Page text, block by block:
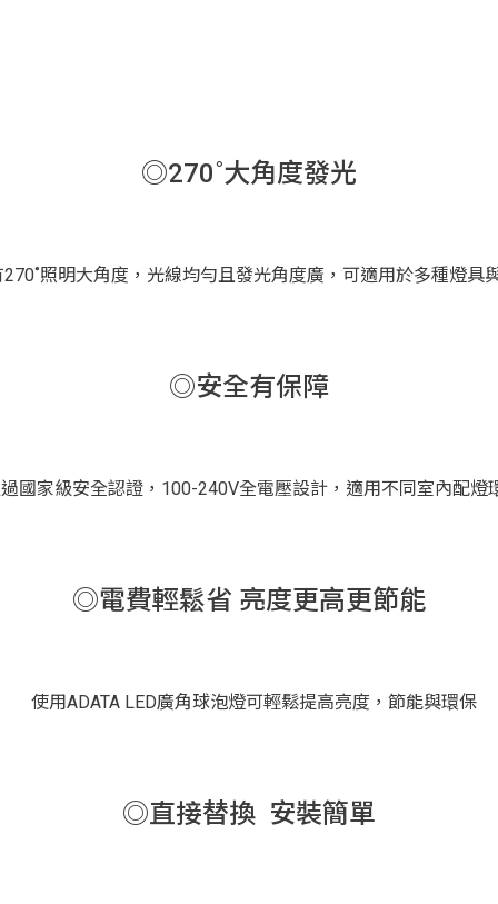
◎270˚大角度發光
照明大角度，光線均勻且發光角度廣，可適用於多種燈具
◎安全有保障
國家級安全認證，100-240V全電壓設計，適用不同室內配燈
◎電費輕鬆省 亮度更高更節能
使用ADATA LED廣角球泡燈可輕鬆提高亮度，節能與環保
◎直接替換 安裝簡單